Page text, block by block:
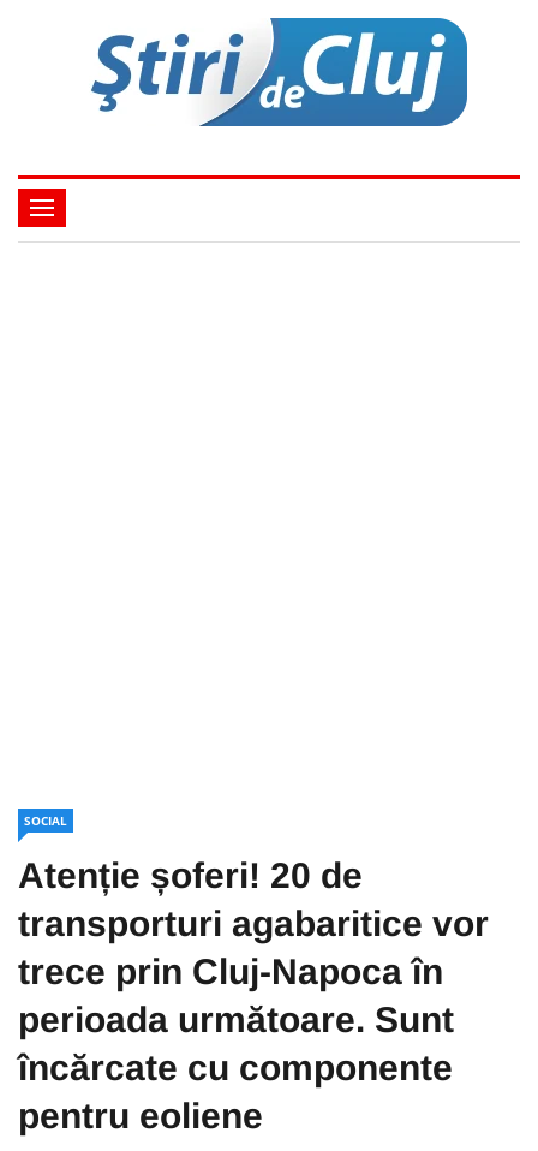
SOCIAL
Atenție șoferi! 20 de
transporturi agabaritice vor
trece prin Cluj-Napoca în
perioada următoare. Sunt
încărcate cu componente
pentru eoliene